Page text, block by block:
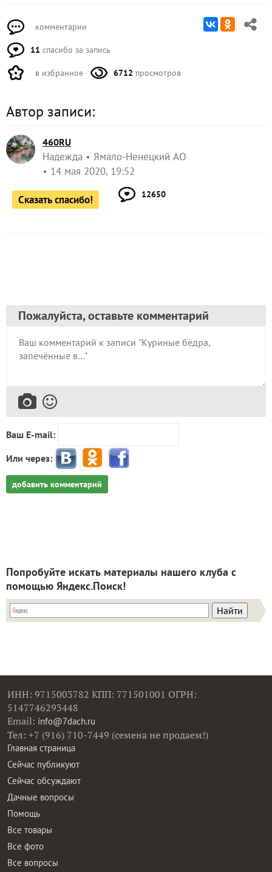
комментарии
11 спасибо за запись
в избранное 6712 просмотров
Автор записи:
460RU
Надежда
Ямало-Ненецкий АО
14 мая 2020, 19:52
Сказать спасибо! 12650
Пожалуйста, оставьте комментарий
Ваш E-mail:
Или через:
добавить комментарий
Попробуйте искать материалы нашего клуба с
помощью Яндекс.Поиск!
ИНН: 9715003782 КПП: 771501001 ОГРН:
5147746293448
Email: info@7dach.ru
Тел: +7 (916) 710-7449 (семена не продаем!)
Главная страница
Сейчас публикуют
Сейчас обсуждают
Дачные вопросы
Помощь
Все товары
Все фото
Все вопросы